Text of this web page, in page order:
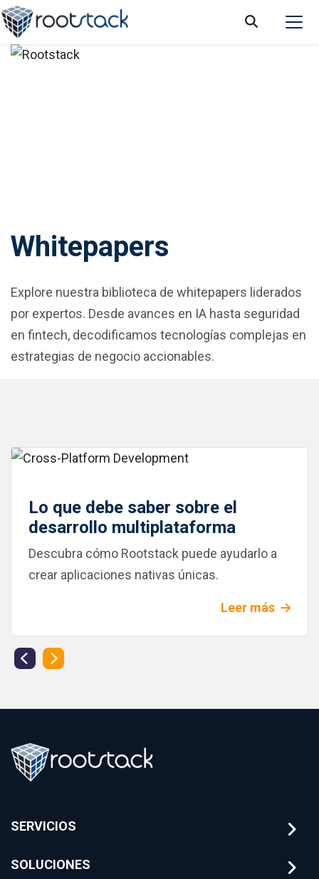
Whitepapers
Explore nuestra biblioteca de whitepapers liderados
por expertos. Desde avances en IA hasta seguridad
en fintech, decodificamos tecnologías complejas en
estrategias de negocio accionables.
Lo que debe saber sobre el
desarrollo multiplataforma
Descubra cómo Rootstack puede ayudarlo a
crear aplicaciones nativas únicas.
Leer más
SERVICIOS
SOLUCIONES